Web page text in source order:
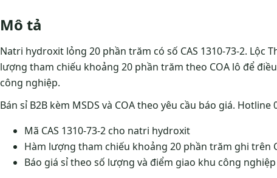
Mô tả
Natri hydroxit lỏng 20 phần trăm có số CAS 1310-73-2. Lộc
lượng tham chiếu khoảng 20 phần trăm theo COA lô để
công nghiệp.
Bán sỉ B2B kèm MSDS và COA theo yêu cầu báo giá.
Mã CAS 1310-73-2 cho natri hydroxit
Hàm lượng tham chiếu khoảng 20 phần trăm ghi trên
Báo giá sỉ theo số lượng và điểm giao khu công nghiệp